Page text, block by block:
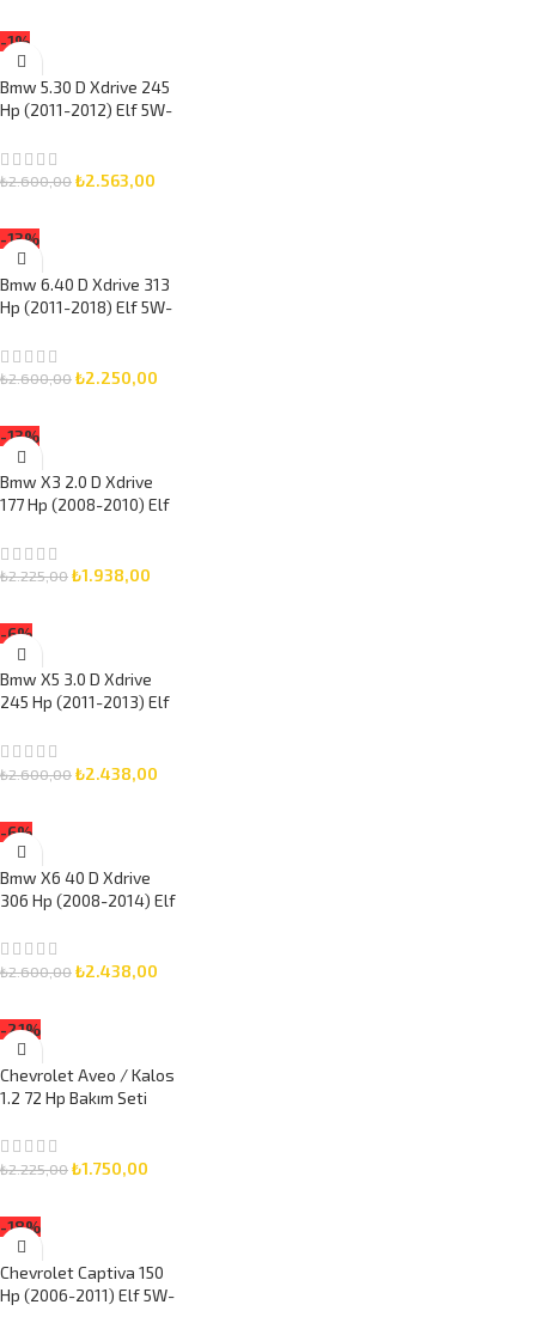
-1%
Bmw 5.30 D Xdrive 245
Hp (2011-2012) Elf 5W-
Bakım Seti 3 Parça Set
₺2.600,00₺2.563,00
-13%
Bmw 6.40 D Xdrive 313
Hp (2011-2018) Elf 5W-
Bakım Seti 3 Parça Set
₺2.600,00₺2.250,00
-13%
Bmw X3 2.0 D Xdrive
177 Hp (2008-2010) Elf
Yağlı Bakım Seti 3 Parça
Set
₺2.225,00₺1.938,00
-6%
Bmw X5 3.0 D Xdrive
245 Hp (2011-2013) Elf
Yağlı Bakım Seti 3 Parça
Set
₺2.600,00₺2.438,00
-6%
Bmw X6 40 D Xdrive
306 Hp (2008-2014) Elf
Yağlı Bakım Seti 3 Parça
Set
₺2.600,00₺2.438,00
-21%
Chevrolet Aveo / Kalos
1.2 72 Hp Bakım Seti
5 Litre Motor Yağlı 3
Parça Set
₺2.225,00₺1.750,00
-18%
Chevrolet Captiva 150
Hp (2006-2011) Elf 5W-